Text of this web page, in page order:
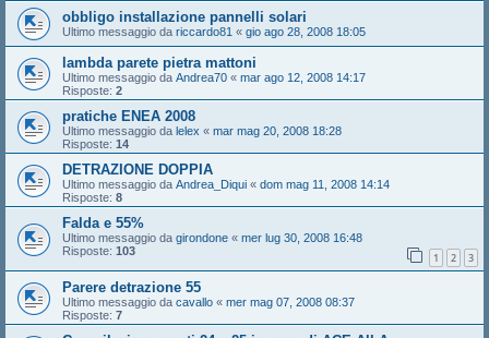
obbligo installazione pannelli solari
Ultimo messaggio da riccardo81 « gio ago 28, 2008 18:05
lambda parete pietra mattoni
Ultimo messaggio da Andrea70 « mar ago 12, 2008 14:17
Risposte: 2
pratiche ENEA 2008
Ultimo messaggio da lelex « mar mag 20, 2008 18:28
Risposte: 14
DETRAZIONE DOPPIA
Ultimo messaggio da Andrea_Diqui « dom mag 11, 2008 14:14
Risposte: 8
Falda e 55%
Ultimo messaggio da girondone « mer lug 30, 2008 16:48
Risposte: 103 1 2 3
Parere detrazione 55
Ultimo messaggio da cavallo « mer mag 07, 2008 08:37
Risposte: 7